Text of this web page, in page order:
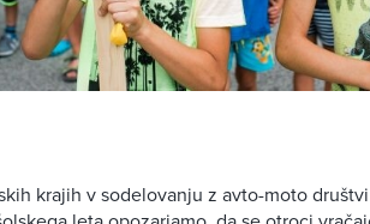
krajih v sodelovanju z avto-moto